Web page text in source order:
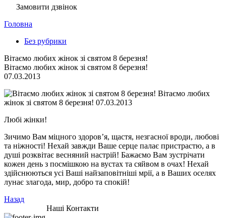
Замовити дзвінок
Головна
Без рубрики
Вітаємо любих жінок зі святом 8 березня!
Вітаємо любих жінок зі святом 8 березня!
07.03.2013
Вітаємо любих
жінок зі святом 8 березня! 07.03.2013
Любі жінки!
Зичимо Вам міцного здоров’я, щастя, незгасної вроди, любові
та ніжності! Нехай завжди Ваше серце палає пристрастю, а в
душі розквітає весняний настрій! Бажаємо Вам зустрічати
кожен день з посмішкою на вустах та сяйвом в очах! Нехай
здійснюються усі Ваші найзаповітніші мрії, а в Ваших оселях
лунає злагода, мир, добро та спокій!
Назад
Наші Контакти